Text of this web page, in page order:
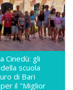
Cinedù: gli
scuola
di Bari
il "Miglior